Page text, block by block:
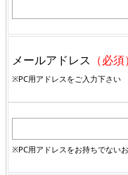
メールアドレス （必須）
※PC用アドレスをご入力下さい
※PC用アドレスをお持ちでない